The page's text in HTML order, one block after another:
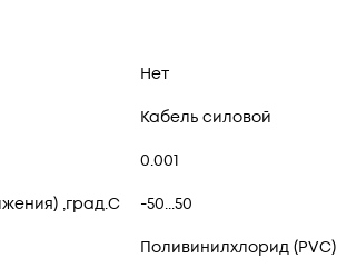
Нет
Кабель силовой
0.001
,град.C -50...50
Поливинилхлорид (PVC)